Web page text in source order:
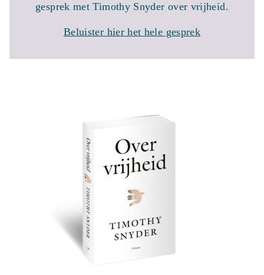
gesprek met Timothy Snyder over vrijheid.
Beluister hier het hele gesprek